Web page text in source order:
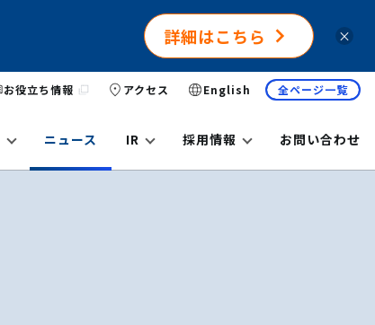
詳細はこちら ×
お役立ち情報 アクセス English 全ページ一覧
ニュース IR 採用情報 お問い合わせ